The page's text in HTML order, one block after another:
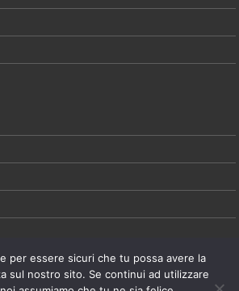
è parte della rete Qonnetwork, i cui contenuti
diQonnecta srl- P.I. 08021571214 |
per essere sicuri che tu possa avere la
sul nostro sito. Se continui ad utilizzare